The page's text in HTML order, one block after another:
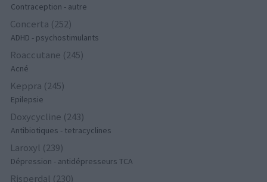
Contraception - autre
Concerta (252)
ADHD - psychostimulants
Roaccutane (245)
Acné
Keppra (245)
Epilepsie
Doxycycline (243)
Antibiotiques - tetracyclines
Laroxyl (239)
Dépression - antidépresseurs TCA
Risperdal (230)